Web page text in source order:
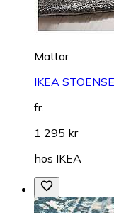
Mattor
IKEA
fr.
1 295 kr
hos IKEA